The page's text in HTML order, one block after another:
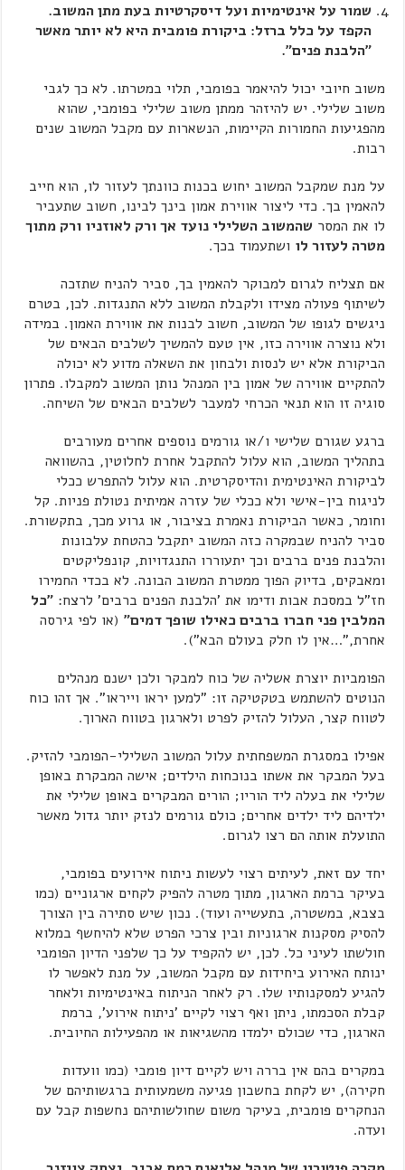
שמור על אינטימיות ועל דיסקרטיות בעת מתן המשוב.
הקפד על כלל ברזל: ביקורת פומבית היא לא יותר מאשר
"הלבנת פנים".
משוב חיובי יכול להיאמר בפומבי, תלוי במטרתו. לא כך לגבי
משוב שלילי. יש להיזהר ממתן משוב שלילי בפומבי, שהוא
מהפגיעות החמורות הקיימות, הנשארות עם מקבל המשוב שנים
רבות.
על מנת שמקבל המשוב יחוש בכנות כוונתך לעזור לו, הוא חייב
להאמין בך. כדי ליצור אווירת אמון בינך לבינו, חשוב שתעביר
לו את המסר שהמשוב השלילי נועד אך ורק לאוזניו ורק מתוך
מטרה לעזור לו ושתעמוד בכך.
אם תצליח לגרום למבוקר להאמין בך, סביר להניח שתזכה
לשיתוף פעולה מצידו ולקבלת המשוב ללא התנגדות. לכן, בטרם
ניגשים לגופו של המשוב, חשוב לבנות את אווירת האמון. במידה
ולא נוצרה אווירה כזו, אין טעם להמשיך לשלבים הבאים של
הביקורת אלא יש לנסות ולבחון את השאלה מדוע לא יכולה
להתקיים אווירה של אמון בין המנהל נותן המשוב למקבלו. פתרון
סוגיה זו הוא תנאי הכרחי למעבר לשלבים הבאים של השיחה.
ברגע שגורם שלישי ו/או גורמים נוספים אחרים מעורבים
בתהליך המשוב, הוא עלול להתקבל אחרת לחלוטין, בהשוואה
לביקורת האינטימית והדיסקרטית. הוא עלול להתפרש ככלי
לניגוח בין-אישי ולא ככלי של עזרה אמיתית נטולת פניות. קל
וחומר, כאשר הביקורת נאמרת בציבור, או גרוע מכך, בתקשורת.
סביר להניח שבמקרה כזה המשוב יתקבל כהטחת עלבונות
והלבנת פנים ברבים וכך יתעוררו התנגדויות, קונפליקטים
ומאבקים, בדיוק הפוך ממטרת המשוב הבונה. לא בכדי החמירו
חז"ל במסכת אבות ודימו את 'הלבנת הפנים ברבים' לרצח:"כל
המלבין פני חברו ברבים כאילו שופך דמים" (או לפי גירסה
אחרת,"…אין לו חלק בעולם הבא").
הפומביות יוצרת אשליה של כוח למבקר ולכן ישנם מנהלים
הנוטים להשתמש בטקטיקה זו: "למען יראו וייראו". אך זהו כוח
לטווח קצר, העלול להזיק לפרט ולארגון בטווח הארוך.
אפילו במסגרת המשפחתית עלול המשוב השלילי-הפומבי להזיק.
בעל המבקר את אשתו בנוכחות הילדים; אישה המבקרת באופן
שלילי את בעלה ליד הוריו; הורים המבקרים באופן שלילי את
ילדיהם ליד ילדים אחרים; כולם גורמים לנזק יותר גדול מאשר
התועלת אותה הם רצו לגרום.
יחד עם זאת, לעיתים רצוי לעשות ניתוח אירועים בפומבי,
בעיקר ברמת הארגון, מתוך מטרה להפיק לקחים ארגוניים (כמו
בצבא, במשטרה, בתעשייה ועוד). נכון שיש סתירה בין הצורך
להסיק מסקנות ארגוניות ובין צרכי הפרט שלא להיחשף במלוא
חולשתו לעיני כל. לכן, יש להקפיד על כך שלפני הדיון הפומבי
ינותח האירוע ביחידות עם מקבל המשוב, על מנת לאפשר לו
להגיע למסקנותיו שלו. רק לאחר הניתוח באינטימיות ולאחר
קבלת הסכמתו, ניתן ואף רצוי לקיים 'ניתוח אירוע', ברמת
הארגון, כדי שכולם ילמדו מהשגיאות או מהפעילות החיובית.
במקרים בהם אין בררה ויש לקיים דיון פומבי (כמו וועדות
חקירה), יש לקחת בחשבון פגיעה משמעותית ברגשותיהם של
הנחקרים פומבית, בעיקר משום שחולשותיהם נחשפות קבל עם
ועדה.